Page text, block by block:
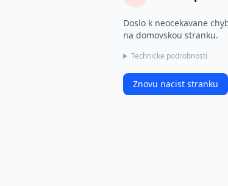
Doslo k neocekavane
na domovskou stranku.
Technicke podrobnosti
Znovu nacist stranku